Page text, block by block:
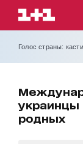
Голос страны:
украинцы
родных